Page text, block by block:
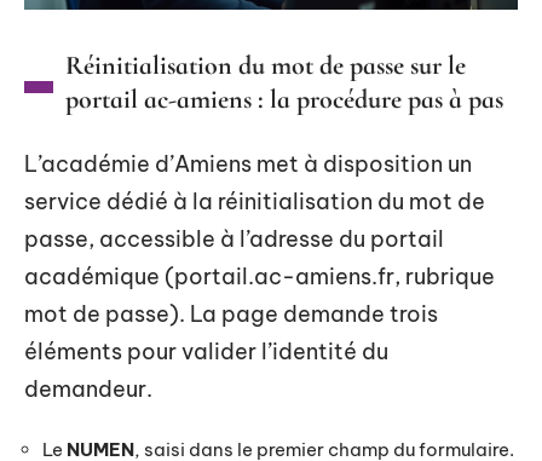
Réinitialisation du mot de passe sur le
portail ac-amiens : la procédure pas à pas
L’académie d’Amiens met à disposition un
service dédié à la réinitialisation du mot de
passe, accessible à l’adresse du portail
académique (portail.ac-amiens.fr, rubrique
mot de passe). La page demande trois
éléments pour valider l’identité du
demandeur.
Le NUMEN, saisi dans le premier champ du formulaire.